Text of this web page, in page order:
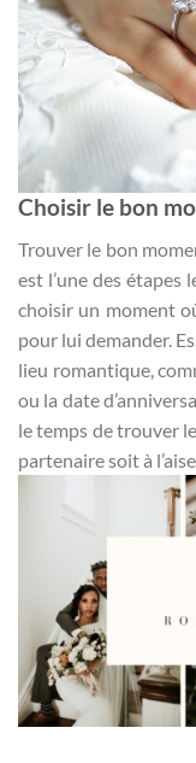
Choisir le bon
Trouver le bon
est l’une des
choisir un moment
pour lui demander.
lieu romantique,
ou la date
le temps de trouver
partenaire soit à